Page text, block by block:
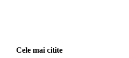
Cele mai citite